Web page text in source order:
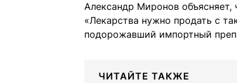
Александр Миронов
«Лекарства нужно продать с
подорожавший импортный
ЧИТАЙТЕ ТАКЖЕ